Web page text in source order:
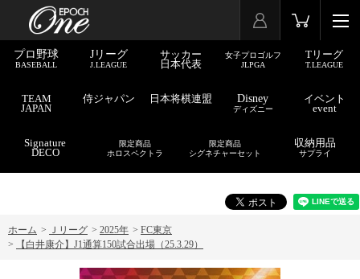
プロ野球
BASEBALL
Jリーグ
J.LEAGUE
サッカー
日本代表
女子プロゴルフ
JLPGA
Tリーグ
T.LEAGUE
TEAM
JAPAN
侍ジャパン 日本将棋連盟 Disney
ディズニー
イベント
event
Signature
DECO
限定商品
ホロスペクトラ
限定商品
シグネチャーセット
収納用品
サプライ
ホーム > Ｊリーグ > 2025年 > FC東京
>
【白井康介】J1通算150試合出場（25.3.29）